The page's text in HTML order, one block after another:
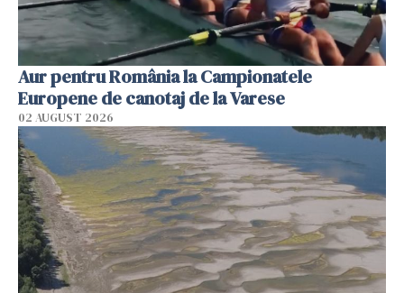
Aur pentru România la Campionatele
Europene de canotaj de la Varese
02 AUGUST 2026